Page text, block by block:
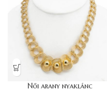
Női arany nyaklánc